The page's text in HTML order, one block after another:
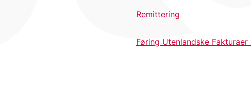
Remittering
Føring Utenlandske Fakturaer